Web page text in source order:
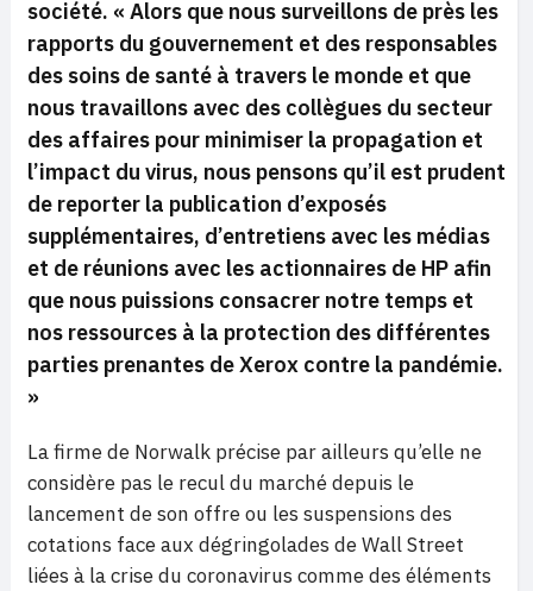
société. « Alors que nous surveillons de près les
rapports du gouvernement et des responsables
des soins de santé à travers le monde et que
nous travaillons avec des collègues du secteur
des affaires pour minimiser la propagation et
l’impact du virus, nous pensons qu’il est prudent
de reporter la publication d’exposés
supplémentaires, d’entretiens avec les médias
et de réunions avec les actionnaires de HP afin
que nous puissions consacrer notre temps et
nos ressources à la protection des différentes
parties prenantes de Xerox contre la pandémie.
»
La firme de Norwalk précise par ailleurs qu’elle ne
considère pas le recul du marché depuis le
lancement de son offre ou les suspensions des
cotations face aux dégringolades de Wall Street
liées à la crise du coronavirus comme des éléments